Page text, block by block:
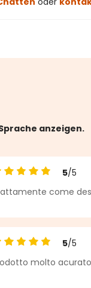
anzeigen.
5/5
come
5/5
molto